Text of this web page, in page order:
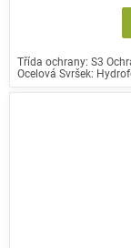
Třída ochrany: S3
Ocelová Svršek: